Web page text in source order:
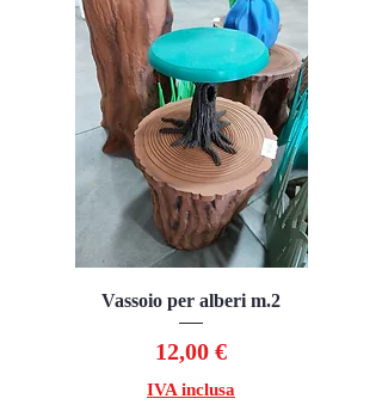
Vassoio per alberi m.2
Prezzo
12,00 €
IVA inclusa